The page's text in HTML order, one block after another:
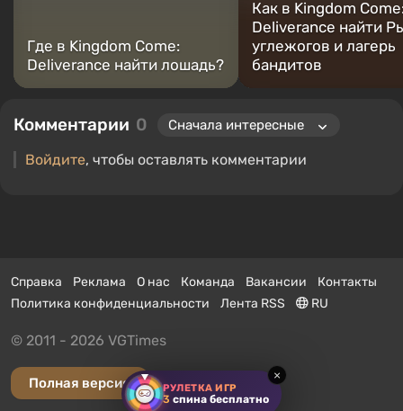
РУЛЕТКА ИГР
3 спина бесплатно
×
Где в Kingdom Come:
Deliverance найти лошадь?
Как в Kingdom
Deliverance найти
углежогов и лагерь
бандитов
Комментарии 0
Войдите, чтобы оставлять комментарии
Справка Реклама О нас Команда Вакансии
Контакты
Политика конфиденциальности
Лента RSS RU
© 2011 - 2026 VGTimes
Полная версия